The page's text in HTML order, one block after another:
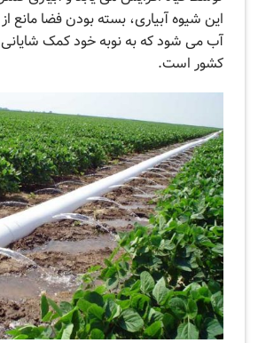
این شیوه آبیاری، بسته بودن فضا مانع
آب می ‌شود که به نوبه خود کمک
کشور است.